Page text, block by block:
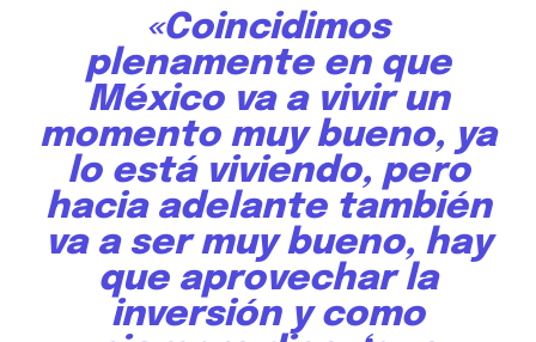
«Coincidimos
plenamente en que
México va a vivir un
momento muy bueno, ya
lo está viviendo, pero
hacia adelante también
va a ser muy bueno, hay
que aprovechar la
inversión y como